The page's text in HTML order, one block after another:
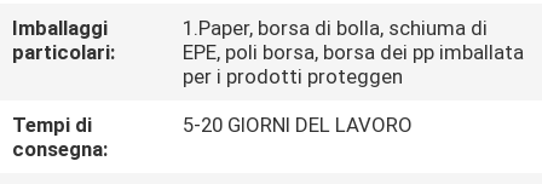
QUALITÀ
CONTATTACI
Imballaggi
particolari:
1.Paper, borsa di bolla, schiuma di
EPE, poli borsa, borsa dei pp imballata
per i prodotti proteggen
Tempi di
consegna:
5-20 GIORNI DEL LAVORO